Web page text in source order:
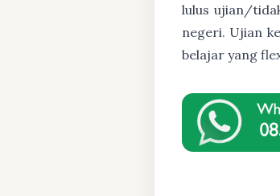
lulus ujian/
negeri. Ujian
belajar yang